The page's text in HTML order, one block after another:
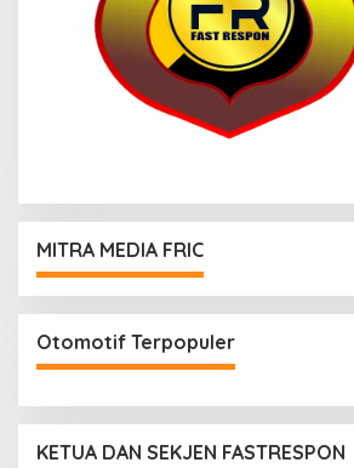
MITRA MEDIA FRIC
Otomotif Terpopuler
KETUA DAN SEKJEN FASTRESPON